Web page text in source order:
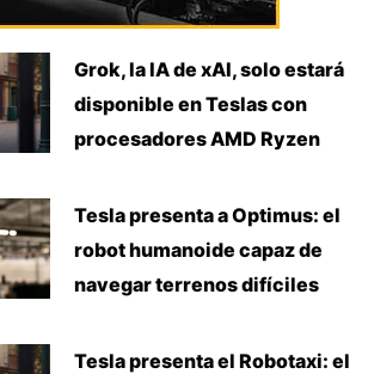
Grok, la IA de xAI, solo estará
disponible en Teslas con
procesadores AMD Ryzen
Tesla presenta a Optimus: el
robot humanoide capaz de
navegar terrenos difíciles
Tesla presenta el Robotaxi: el